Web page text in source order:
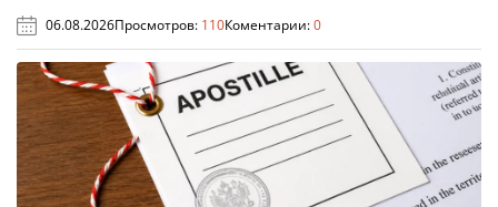
06.08.2026Просмотров: 110Коментарии:0